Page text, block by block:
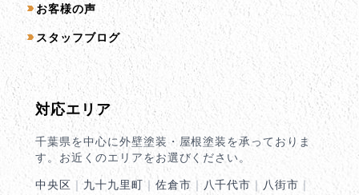
お客様の声
スタッフブログ
対応エリア
千葉県を中心に外壁塗装・屋根塗装を承っておりま
す。お近くのエリアをお選びください。
中央区 ｜九十九里町｜ 佐倉市 ｜ 八千代市 ｜ 八街市 ｜